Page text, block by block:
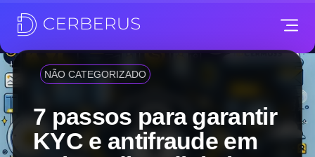
NÃO CATEGORIZADO
7 passos para garantir
KYC e antifraude em